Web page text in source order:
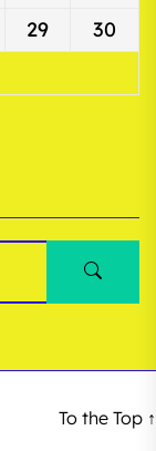
29
30
To the Top ↑